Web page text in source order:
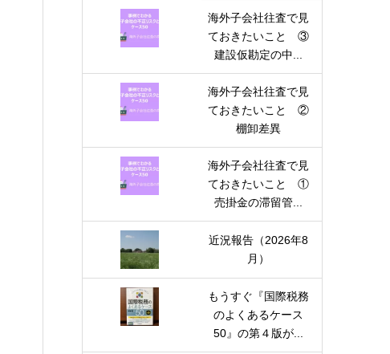
海外子会社往査で見
ておきたいこと ③
建設仮勘定の中...
海外子会社往査で見
ておきたいこと ②
棚卸差異
海外子会社往査で見
ておきたいこと ①
売掛金の滞留管...
近況報告（2026年8
月）
もうすぐ『国際税務
のよくあるケース
50』の第４版が...